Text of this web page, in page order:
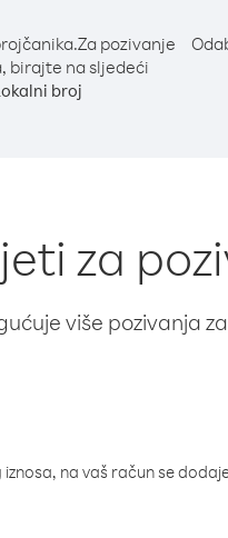
Za pozivanje
birajte na sljedeći
broj
za
više pozivanja
iznosa, na vaš račun se